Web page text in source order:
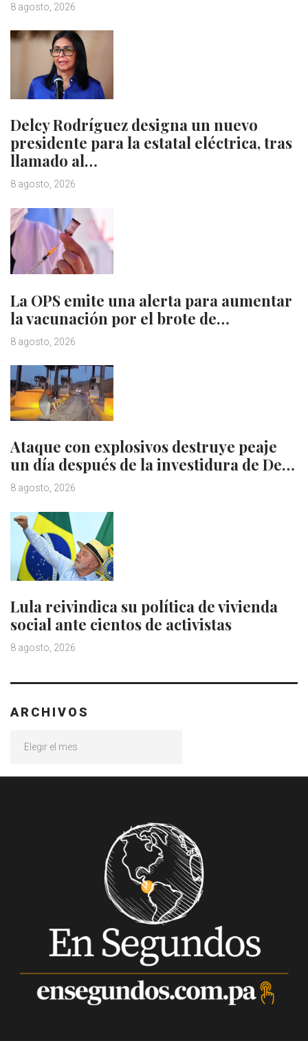
8 agosto, 2026
Delcy Rodríguez designa un nuevo
presidente para la estatal eléctrica, tras
llamado al…
8 agosto, 2026
La OPS emite una alerta para aumentar
la vacunación por el brote de…
8 agosto, 2026
Ataque con explosivos destruye peaje
un día después de la investidura de De…
8 agosto, 2026
Lula reivindica su política de vivienda
social ante cientos de activistas
8 agosto, 2026
ARCHIVOS